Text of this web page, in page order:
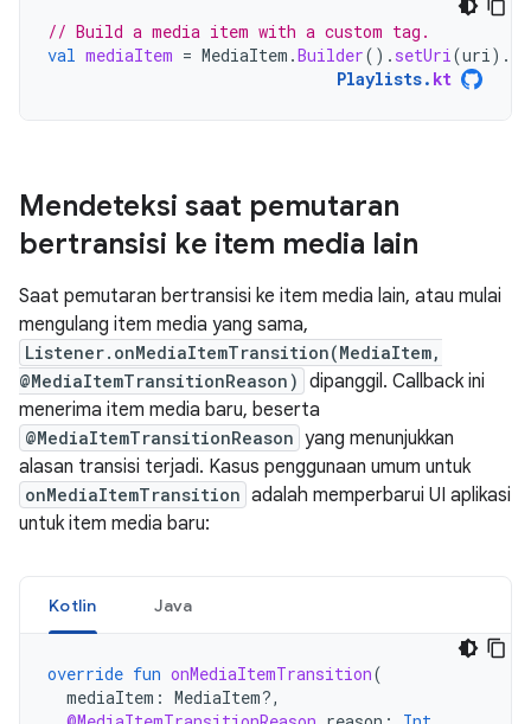
// Build a media item with a custom tag.
val mediaItem = MediaItem .Builder(). setUri(uri).
Playlists. kt
Mendeteksi saat pemutaran
bertransisi ke item media lain
Saat pemutaran bertransisi ke item media lain, atau mulai
mengulang item media yang sama,
Listener.onMediaItemTransition(MediaItem,
@MediaItemTransitionReason) dipanggil. Callback ini
menerima item media baru, beserta
@MediaItemTransitionReason yang menunjukkan
alasan transisi terjadi. Kasus penggunaan umum untuk
onMediaItemTransition adalah memperbarui UI aplikasi
untuk item media baru:
Kotlin Java
override fun onMediaItemTransition(
mediaItem : MediaItem?,